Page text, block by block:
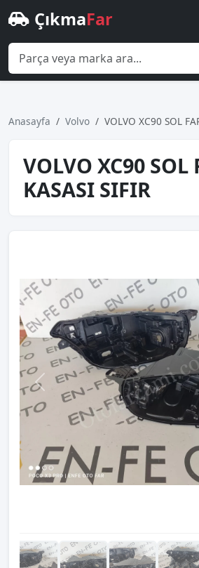
ÇıkmaFar
Anasayfa Volvo VOLVO XC90 SOL
VOLVO XC90 SOL
KASASI SIFIR